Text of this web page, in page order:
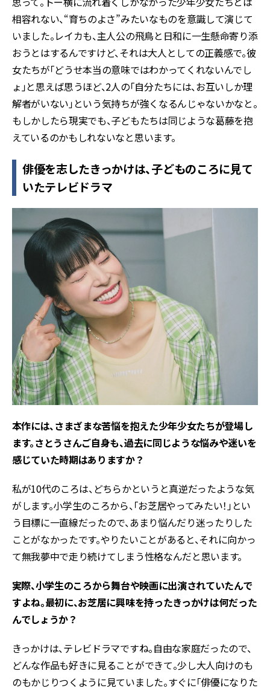
相容れない、“育ちのよさ”みたいなものを意識して演じて
いました。レイカも、主人公の飛鳥と日和に一生懸命寄り添
おうとはするんですけど、それは大人としての正義感で。彼
女たちが「どうせ本当の意味ではわかってくれないんでし
ょ」と思えば思うほど、2人の「自分たちには、お互いしか理
解者がいない」という気持ちが強くなるんじゃないかなと。
もしかしたら現実でも、子どもたちは同じような葛藤を抱
えているのかもしれないなと思います。
俳優を志したきっかけは、子どものころに見て
いたテレビドラマ
――本作には、さまざまな苦悩を抱えた少年少女たちが登場し
ます。さとうさんご自身も、過去に同じような悩みや迷いを
感じていた時期はありますか？
私が10代のころは、どちらかというと真逆だったような気
がします。小学生のころから、「お芝居やってみたい！」とい
う目標に一直線だったので、あまり悩んだり迷ったりした
ことがなかったです。やりたいことがあると、それに向かっ
て無我夢中で走り続けてしまう性格なんだと思います。
――実際、小学生のころから舞台や映画に出演されていたんで
すよね。最初に、お芝居に興味を持ったきっかけは何だった
んでしょうか？
きっかけは、テレビドラマですね。自由な家庭だったので、
どんな作品も好きに見ることができて。少し大人向けのも
のもかじりつくように見ていました。すぐに「俳優になりた